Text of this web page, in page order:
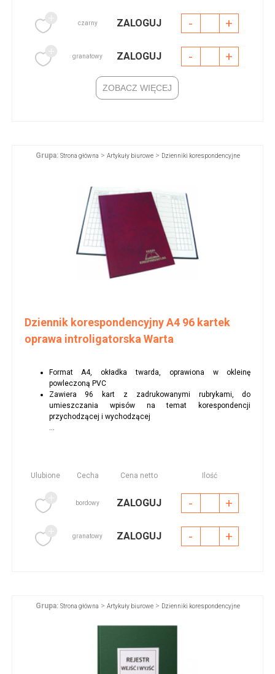
czarny ZALOGUJ - +
granatowy ZALOGUJ - +
ZOBACZ WIĘCEJ
Grupa: Strona główna > Artykuły biurowe> Dzienniki korespondencyjne
Dziennik korespondencyjny A4 96 kartek
oprawa introligatorska Warta
Format A4, okładka twarda, oprawiona w okleinę
powleczoną PVC
Zawiera 96 kart z zadrukowanymi rubrykami, do
umieszczania wpisów na temat korespondencji
przychodzącej i wychodzącej
...
Ulubione Cecha Cena netto Ilość
bordowy ZALOGUJ - +
granatowy ZALOGUJ - +
Grupa: Strona główna > Artykuły biurowe> Dzienniki korespondencyjne